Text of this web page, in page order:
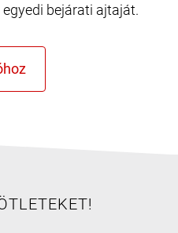
bejárati ajtaját.